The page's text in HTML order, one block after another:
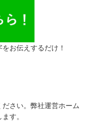
お伝えするだけ！
さい。弊社運営ホーム
す。